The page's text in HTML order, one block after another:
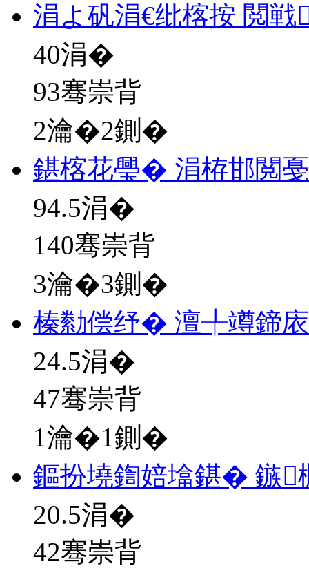
涓よ矾涓€纰楁按 閲
40涓�
93骞崇背
2瀹�2鍘�
鍖楁花璺� 涓栫邯閲
94.5涓�
140骞崇背
3瀹�3鍘�
榛勬偿纾� 澶╀竴鍗
24.5涓�
47骞崇背
1瀹�1鍘�
鏂扮墝鍧婄墖鍖� 鏃
20.5涓�
42骞崇背